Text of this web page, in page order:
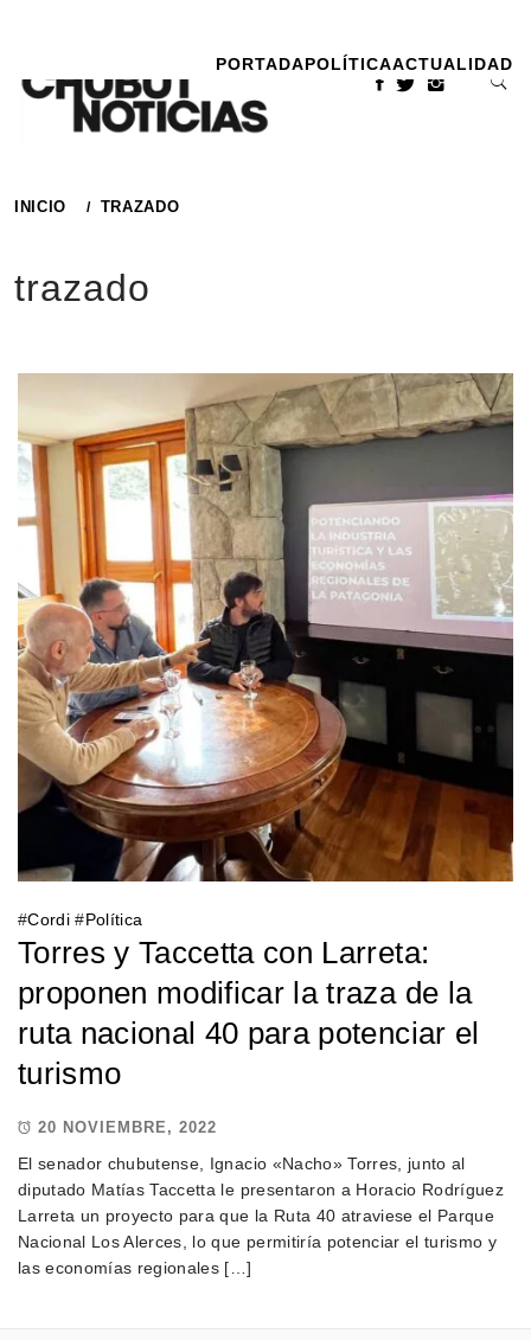
contenido
PORTADAPOLÍTICAACTUALIDAD
INICIO TRAZADO
trazado
#Cordi #Política
Torres y Taccetta con Larreta:
proponen modificar la traza de la
ruta nacional 40 para potenciar el
turismo
20 NOVIEMBRE, 2022
El senador chubutense, Ignacio «Nacho» Torres, junto al
diputado Matías Taccetta le presentaron a Horacio Rodríguez
Larreta un proyecto para que la Ruta 40 atraviese el Parque
Nacional Los Alerces, lo que permitiría potenciar el turismo y
las economías regionales […]